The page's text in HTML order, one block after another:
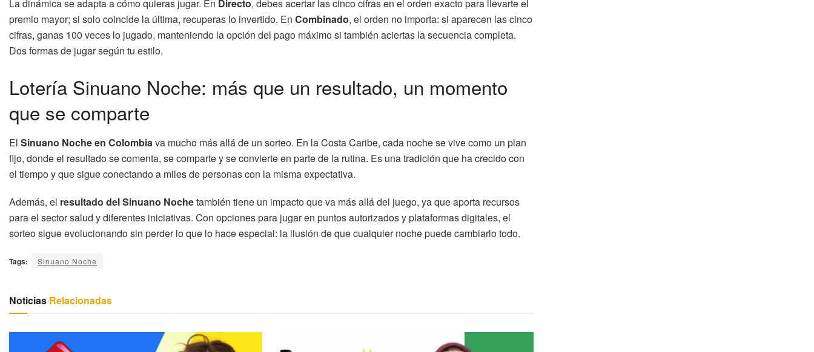
La dinámica se adapta a cómo quieras jugar. En Directo, debes acertar las cinco cifras en el orden exacto para llevarte el
premio mayor; si solo coincide la última, recuperas lo invertido. En Combinado, el orden no importa: si aparecen las cinco
cifras, ganas 100 veces lo jugado, manteniendo la opción del pago máximo si también aciertas la secuencia completa.
Dos formas de jugar según tu estilo.
Lotería Sinuano Noche: más que un resultado, un momento
que se comparte
El Sinuano Noche en Colombia va mucho más allá de un sorteo. En la Costa Caribe, cada noche se vive como un plan
fijo, donde el resultado se comenta, se comparte y se convierte en parte de la rutina. Es una tradición que ha crecido con
el tiempo y que sigue conectando a miles de personas con la misma expectativa.
Además, el resultado del Sinuano Nochetambién tiene un impacto que va más allá del juego, ya que aporta recursos
para el sector salud y diferentes iniciativas. Con opciones para jugar en puntos autorizados y plataformas digitales, el
sorteo sigue evolucionando sin perder lo que lo hace especial: la ilusión de que cualquier noche puede cambiarlo todo.
Tags: Sinuano Noche
Noticias Relacionadas